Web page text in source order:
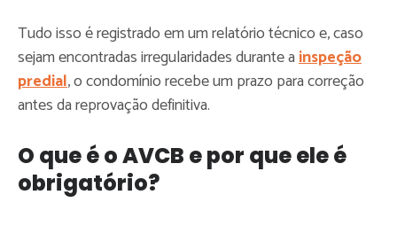
Tudo isso é registrado em um relatório técnico e, caso
sejam encontradas irregularidades durante ainspeção
predial, o condomínio recebe um prazo para correção
antes da reprovação definitiva.
O que é o AVCB e por que ele é
obrigatório?